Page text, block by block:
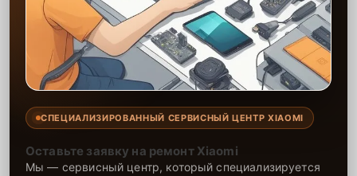
СПЕЦИАЛИЗИРОВАННЫЙ СЕРВИСНЫЙ ЦЕНТР XIAOMI
Оставьте заявку на ремонт Xiaomi
Мы — сервисный центр, который специализируется